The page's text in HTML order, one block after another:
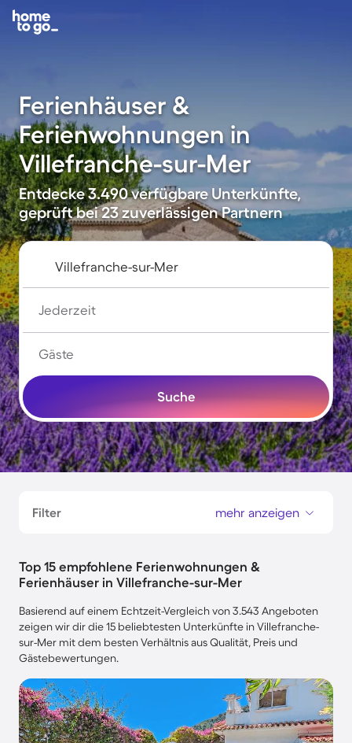
Ferienhäuser &
Ferienwohnungen in
Villefranche-sur-Mer
Entdecke 3.490 verfügbare Unterkünfte,
geprüft bei 23 zuverlässigen Partnern
Jederzeit
Gäste
Suche
Filter mehr anzeigen
Top 15 empfohlene Ferienwohnungen &
Ferienhäuser in Villefranche-sur-Mer
Basierend auf einem Echtzeit-Vergleich von 3.543 Angeboten
zeigen wir dir die 15 beliebtesten Unterkünfte in Villefranche-
sur-Mer mit dem besten Verhältnis aus Qualität, Preis und
Gästebewertungen.